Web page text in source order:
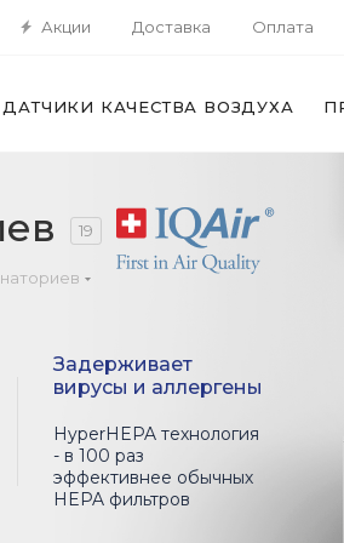
Акции Доставка Оплата
ДАТЧИКИ КАЧЕСТВА ВОЗДУХА
19
Задерживает
вирусы и аллергены
HyperHEPA технология
- в 100 раз
эффективнее обычных
HEPA фильтров